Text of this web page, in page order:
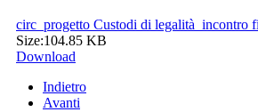
circ_progetto Custodi di legalità_incontro
Size:104.85 KB
Download
Indietro
Avanti